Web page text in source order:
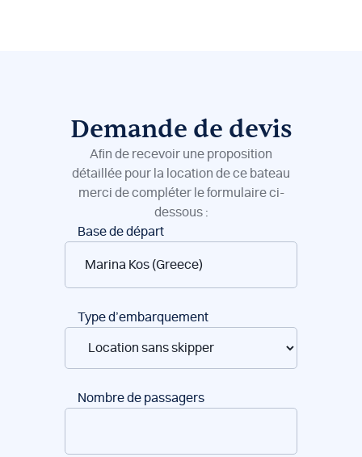
Demande de devis
Afin de recevoir une proposition
détaillée pour la location de ce bateau
merci de compléter le formulaire ci-
dessous :
Réservation
bateaux
Base de départ
Type d’embarquement
Nombre de passagers